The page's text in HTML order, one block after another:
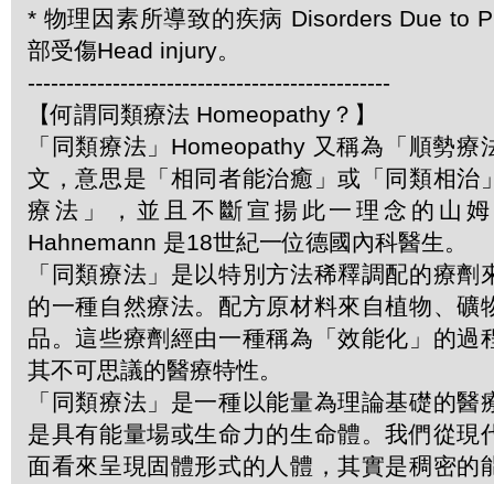
* 物理因素所導致的疾病 Disorders Due to
部受傷Head injury。
-----------------------------------------------
【何謂同類療法 Homeopathy？】
「同類療法」Homeopathy 又稱為「順勢療
文，意思是「相同者能治癒」或「同類相治
療法」，並且不斷宣揚此一理念的山
Hahnemann 是18世紀一位德國內科醫生。
「同類療法」是以特別方法稀釋調配的療劑
的一種自然療法。配方原材料來自植物、礦
品。這些療劑經由一種稱為「效能化」的過
其不可思議的醫療特性。
「同類療法」是一種以能量為理論基礎的醫
是具有能量場或生命力的生命體。我們從現
面看來呈現固體形式的人體，其實是稠密的